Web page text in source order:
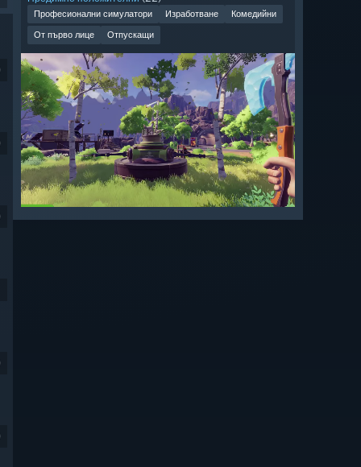
Професионални симулатори Изработване
Комедийни
От първо лице
Отпускащи